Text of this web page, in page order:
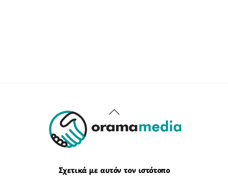
Back
To
Σχετικά με αυτόν τον ιστότοπο